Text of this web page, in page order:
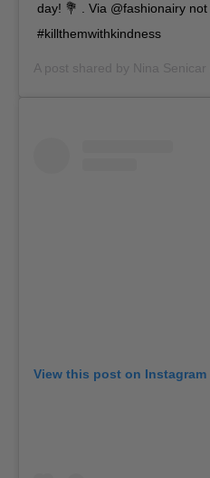
day! 💐 . Via @fashionairy
#killthemwithkindness
A post shared by Nina Senicar
View this post on Instagram